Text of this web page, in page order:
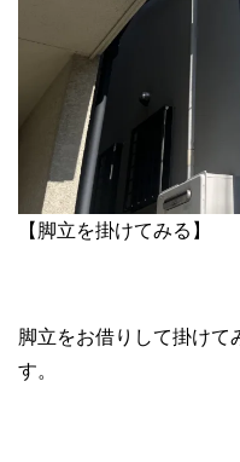
【脚立を掛けてみる】
脚立をお借りして掛けて
す。